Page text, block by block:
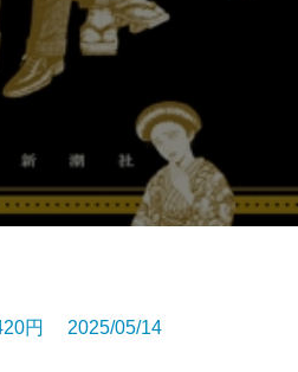
円 2025/05/14